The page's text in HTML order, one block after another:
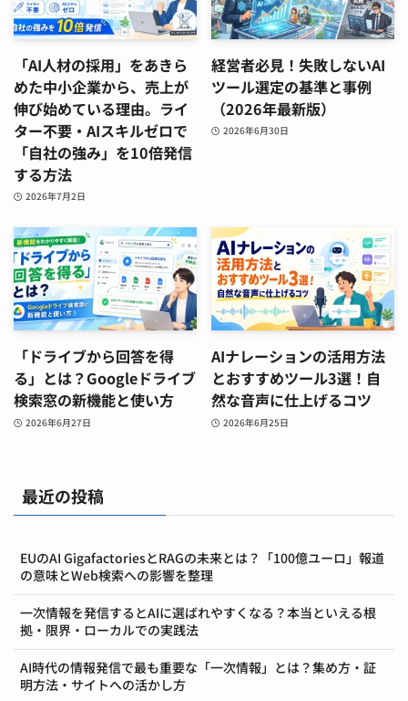
「AI人材の採用」をあきら
めた中小企業から、売上が
伸び始めている理由。ライ
ター不要・AIスキルゼロで
「自社の強み」を10倍発信
する方法
2026年7月2日
経営者必見！失敗しないAI
ツール選定の基準と事例
（2026年最新版）
2026年6月30日
「ドライブから回答を得
る」とは？Googleドライブ
検索窓の新機能と使い方
2026年6月27日
AIナレーションの活用方法
とおすすめツール3選！自
然な音声に仕上げるコツ
2026年6月25日
最近の投稿
EUのAI GigafactoriesとRAGの未来とは？「100億ユーロ」報道
の意味とWeb検索への影響を整理
一次情報を発信するとAIに選ばれやすくなる？本当といえる根
拠・限界・ローカルでの実践法
AI時代の情報発信で最も重要な「一次情報」とは？集め方・証
明方法・サイトへの活かし方